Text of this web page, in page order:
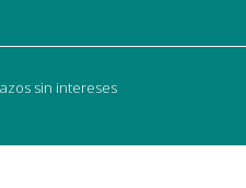
sin intereses